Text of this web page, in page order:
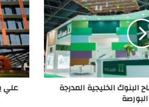
البنوك الخليجية المدرجة
ل
ي
ب
ا
ب
ا
"
ت
علي